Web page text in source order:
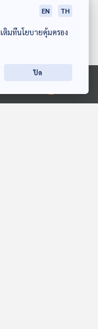
แมวน้ำนอนหลับ
EN TH
ติมที่นโยบายคุ้มครอง
ปิด